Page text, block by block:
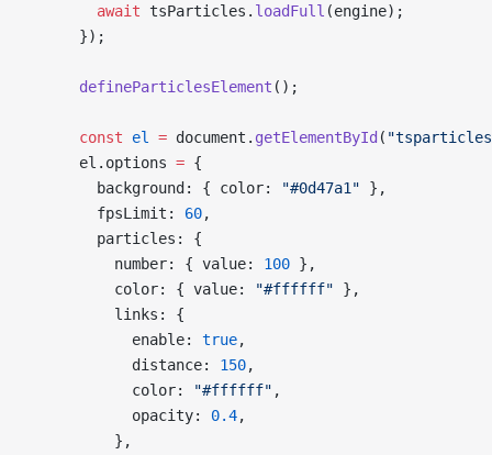
        await
tsParticles. loadFull (engine);
      });
      defineParticlesElement
();
      const
el = document. getElementById (
      el.options
= {
        background: { color:
"#0d47a1" },
        fpsLimit:
60,
        particles: {
          number: { value:
100 },
          color: { value:
"#ffffff" },
          links: {
            enable:
true,
            distance:
150,
            color:
"#ffffff" ,
            opacity:
0.4,
          },